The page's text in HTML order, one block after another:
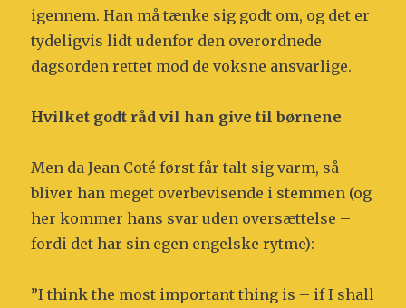
igennem. Han må tænke sig godt om, og det er
tydeligvis lidt udenfor den overordnede
dagsorden rettet mod de voksne ansvarlige.
Hvilket godt råd vil han give til børnene
Men da Jean Coté først får talt sig varm, så
bliver han meget overbevisende i stemmen (og
her kommer hans svar uden oversættelse –
fordi det har sin egen engelske rytme):
”I think the most important thing is – if I shall